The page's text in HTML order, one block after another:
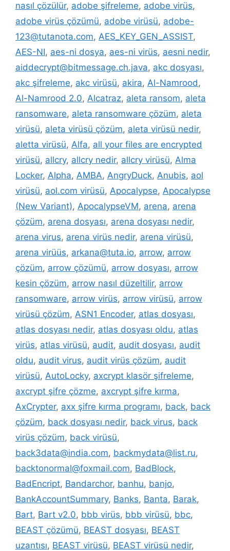
nasıl çözülür, adobe şifreleme, adobe virüs,
adobe virüs çözümü, adobe virüsü, adobe-
123@tutanota.com, AES_KEY_GEN_ASSIST,
AES-NI, aes-ni dosya, aes-ni virüs, aesni nedir,
aiddecrypt@bitmessage.ch.java, akc dosyası,
akc şifreleme, akc virüsü, akira, Al-Namrood,
Al-Namrood 2.0, Alcatraz, aleta ransom, aleta
ransomware, aleta ransomware çözüm, aleta
virüsü, aleta virüsü çözüm, aleta virüsü nedir,
aletta virüsü, Alfa, all your files are encrypted
virüsü, allcry, allcry nedir, allcry virüsü, Alma
Locker, Alpha, AMBA, AngryDuck, Anubis, aol
virüsü, aol.com virüsü, Apocalypse, Apocalypse
(New Variant), ApocalypseVM, arena, arena
çözüm, arena dosyası, arena dosyası nedir,
arena virus, arena virüs nedir, arena virüsü,
arena virüüs, arkana@tuta.io, arrow, arrow
çözüm, arrow çözümü, arrow dosyası, arrow
kesin çözüm, arrow nasıl düzeltilir, arrow
ransomware, arrow virüs, arrow virüsü, arrow
virüsü çözüm, ASN1 Encoder, atlas dosyası,
atlas dosyası nedir, atlas dosyası oldu, atlas
virüs, atlas virüsü, audit, audit dosyası, audit
oldu, audit virus, audit virüs çözüm, audit
virüsü, AutoLocky, axcrypt klasör şifreleme,
axcrypt şifre çözme, axcrypt şifre kırma,
AxCrypter, axx şifre kırma programı, back, back
çözüm, back dosyası nedir, back virus, back
virüs çözüm, back virüsü,
back3data@india.com, backmydata@list.ru,
backtonormal@foxmail.com, BadBlock,
BadEncript, Bandarchor, banhu, banjo,
BankAccountSummary, Banks, Banta, Barak,
Bart, Bart v2.0, bbb virüs, bbb virüsü, bbc,
BEAST çözümü, BEAST dosyası, BEAST
uzantısı, BEAST virüsü, BEAST virüsü nedir,